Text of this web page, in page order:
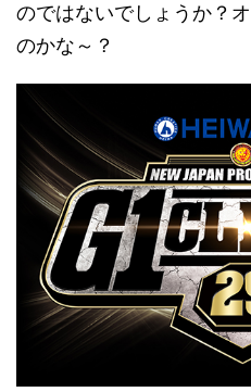
のではないでしょうか？
のかな～？